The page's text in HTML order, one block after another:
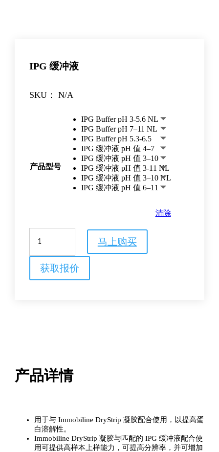
IPG 缓冲液
SKU： N/A
产品型号
IPG Buffer pH 3-5.6 NL
IPG Buffer pH 7–11 NL
IPG Buffer pH 5.3-6.5
IPG 缓冲液 pH 值 4–7
IPG 缓冲液 pH 值 3–10
IPG 缓冲液 pH 值 3-11 NL
IPG 缓冲液 pH 值 3–10 NL
IPG 缓冲液 pH 值 6–11
清除
量
马上购买
获取报价
产品详情
用于与 Immobiline DryStrip 凝胶配合使用，以提高蛋
白溶解性。
Immobiline DryStrip 凝胶与匹配的 IPG 缓冲液配合使
用可提供高样本上样能力，可提高分辨率，并可增加